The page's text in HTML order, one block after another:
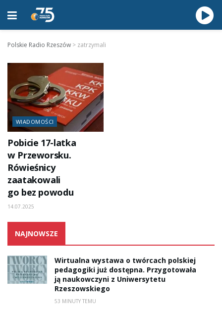
Polskie Radio Rzeszów > zatrzymali
WIADOMOŚCI
Pobicie 17-latka
w Przeworsku.
Rówieśnicy
zaatakowali
go bez powodu
14.07.2025
NAJNOWSZE
Wirtualna wystawa o twórcach polskiej
pedagogiki już dostępna. Przygotowała
ją naukowczyni z Uniwersytetu
Rzeszowskiego
53 MINUTY TEMU